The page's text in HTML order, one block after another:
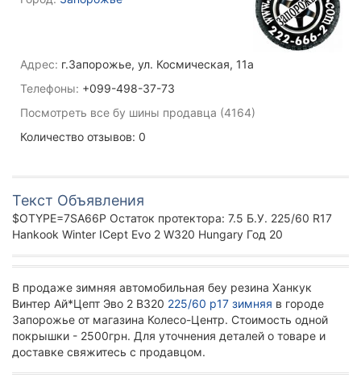
Адрес: г.Запорожье, ул. Космическая, 11а
Телефоны: +099-498-37-73
Посмотреть все бу шины продавца (4164)
Количество отзывов: 0
Текст Объявления
$OTYPE=7SA66P Остаток протектора: 7.5 Б.У. 225/60 R17
Hankook Winter ICept Evo 2 W320 Hungary Год 20
В продаже зимняя автомобильная беу резина Ханкук
Винтер Ай*Цепт Эво 2 В320 225/60 р17 зимняя в городе
Запорожье от магазина Колесо-Центр. Стоимость одной
покрышки - 2500грн. Для уточнения деталей о товаре и
доставке свяжитесь с продавцом.